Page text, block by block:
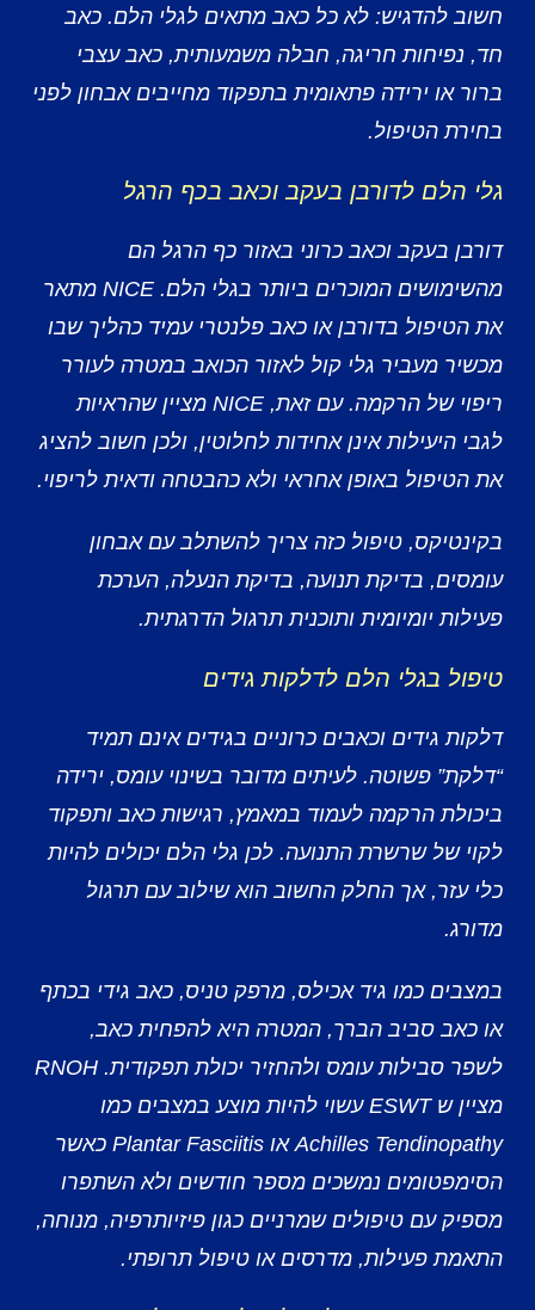
חשוב להדגיש: לא כל כאב מתאים לגלי הלם. כאב
חד, נפיחות חריגה, חבלה משמעותית, כאב עצבי
ברור או ירידה פתאומית בתפקוד מחייבים אבחון לפני
בחירת הטיפול.
גלי הלם לדורבן בעקב וכאב בכף הרגל
דורבן בעקב וכאב כרוני באזור כף הרגל הם
מהשימושים המוכרים ביותר בגלי הלם. NICE מתאר
את הטיפול בדורבן או כאב פלנטרי עמיד כהליך שבו
מכשיר מעביר גלי קול לאזור הכואב במטרה לעורר
ריפוי של הרקמה. עם זאת, NICE מציין שהראיות
לגבי היעילות אינן אחידות לחלוטין, ולכן חשוב להציג
את הטיפול באופן אחראי ולא כהבטחה ודאית לריפוי.
בקינטיקס, טיפול כזה צריך להשתלב עם אבחון
עומסים, בדיקת תנועה, בדיקת הנעלה, הערכת
פעילות יומיומית ותוכנית תרגול הדרגתית.
טיפול בגלי הלם לדלקות גידים
דלקות גידים וכאבים כרוניים בגידים אינם תמיד
“דלקת” פשוטה. לעיתים מדובר בשינוי עומס, ירידה
ביכולת הרקמה לעמוד במאמץ, רגישות כאב ותפקוד
לקוי של שרשרת התנועה. לכן גלי הלם יכולים להיות
כלי עזר, אך החלק החשוב הוא שילוב עם תרגול
מדורג.
במצבים כמו גיד אכילס, מרפק טניס, כאב גידי בכתף
או כאב סביב הברך, המטרה היא להפחית כאב,
לשפר סבילות עומס ולהחזיר יכולת תפקודית. RNOH
מציין ש ESWT עשוי להיות מוצע במצבים כמו
Achilles Tendinopathy או Plantar Fasciitis כאשר
הסימפטומים נמשכים מספר חודשים ולא השתפרו
מספיק עם טיפולים שמרניים כגון פיזיותרפיה, מנוחה,
התאמת פעילות, מדרסים או טיפול תרופתי.